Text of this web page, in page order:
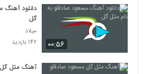
۰۰:۵۶
دانلود آهنگ
گل
میلاد
۱۴۲ بازدید
آهنگ مثل